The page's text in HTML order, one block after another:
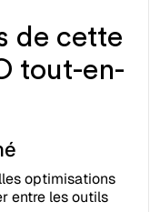
de cette
tout-en-
optimisations
entre les outils